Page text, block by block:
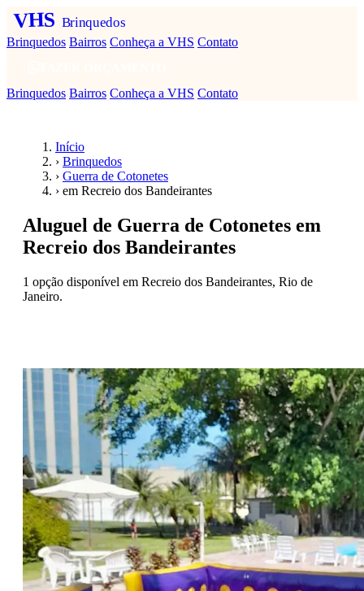
VHS Brinquedos
Brinquedos Bairros Conheça a VHS Contato
Brinquedos Bairros Conheça a VHS Contato
Início
› Brinquedos
› Guerra de Cotonetes
› em Recreio dos Bandeirantes
Aluguel de Guerra de Cotonetes em
Recreio dos Bandeirantes
1 opção disponível em Recreio dos Bandeirantes, Rio de
Janeiro.